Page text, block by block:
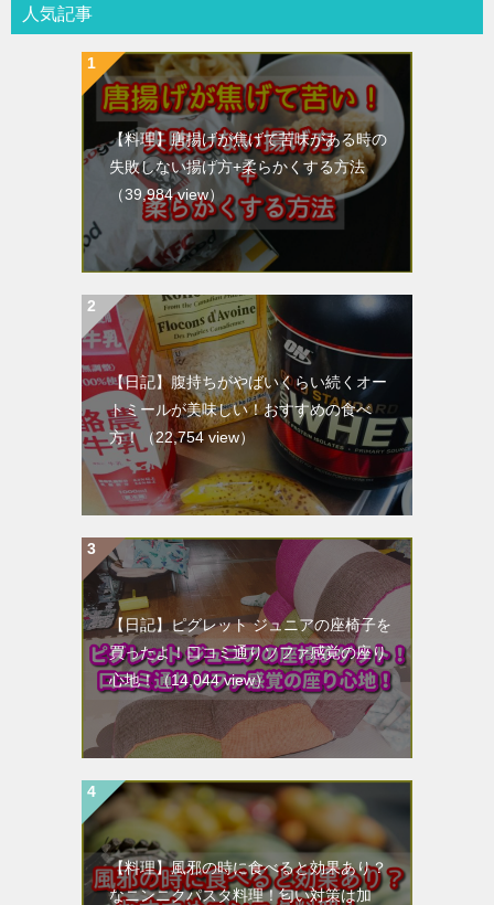
人気記事
【料理】唐揚げが焦げて苦味がある時の
失敗しない揚げ方+柔らかくする方法
（39,984 view）
【日記】腹持ちがやばいくらい続くオー
トミールが美味しい！おすすめの食べ
方！
（22,754 view）
【日記】ピグレット ジュニアの座椅子を
買ったよ！口コミ通りソファ感覚の座り
心地！（14,044 view）
【料理】風邪の時に食べると効果あり？
なニンニクパスタ料理！匂い対策は加